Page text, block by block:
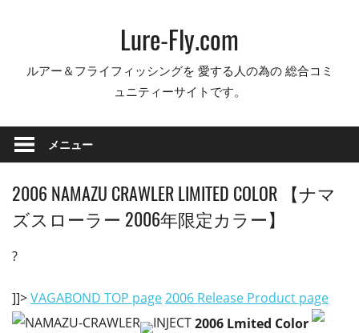
Lure-Fly.com
ルアー＆フライフィッシングを 愛する人の為の 総合コミ
ュニティーサイトです。
メニュー
2006 NAMAZU CRAWLER LIMITED COLOR 【ナマ
ズスローラー 2006年限定カラー】
?
]]>VAGABOND TOP page2006 Release Product page
2006 Lmited Color